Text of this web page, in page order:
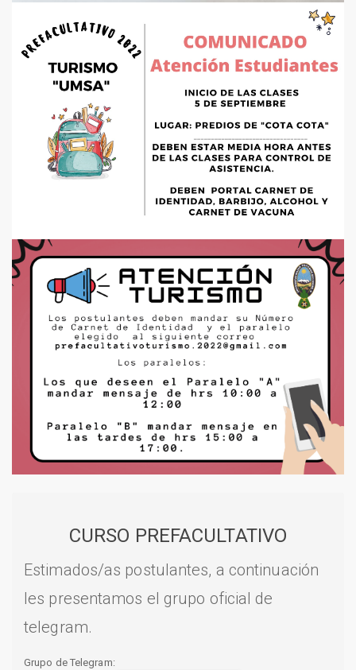
CURSO PREFACULTATIVO
Estimados/as postulantes, a continuación
les presentamos el grupo oficial de
telegram.
Grupo de Telegram: